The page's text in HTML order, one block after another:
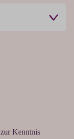
zur Kenntnis